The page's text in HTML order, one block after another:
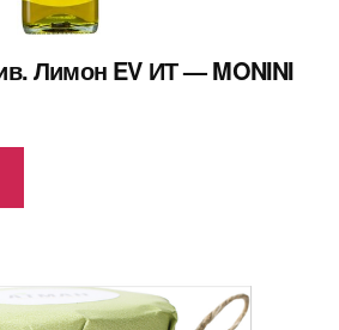
Лимон EV ИТ — MONINI